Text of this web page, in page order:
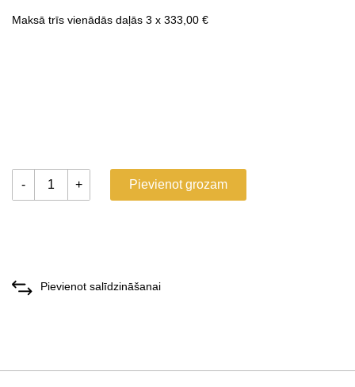
Maksā trīs vienādās daļās 3 x 333,00 €
- + Pievienot grozam
Pievienot salīdzināšanai